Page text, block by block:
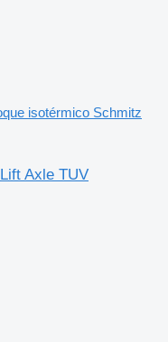
isotérmico Schmitz
Axle TUV